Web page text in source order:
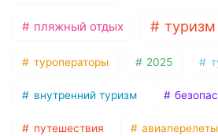
пляжный отдых туризм
туроператоры 2025
внутренний туризм
путешествия авиаперелеты